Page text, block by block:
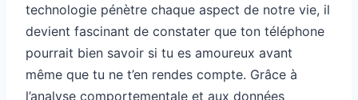
technologie pénètre chaque aspect de notre vie, il
devient fascinant de constater que ton téléphone
pourrait bien savoir si tu es amoureux avant
même que tu ne t’en rendes compte. Grâce à
l’analyse comportementale et aux données